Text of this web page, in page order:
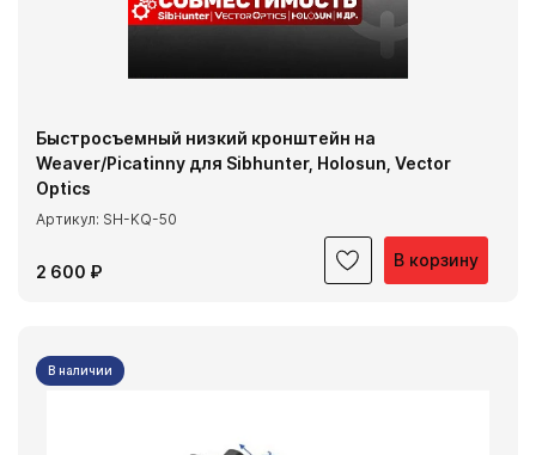
В корзину
Быстросъемный низкий кронштейн на
Weaver/Picatinny для Sibhunter, Holosun, Vector
Optics
Артикул: SH-KQ-50
2 600 ₽
В наличии